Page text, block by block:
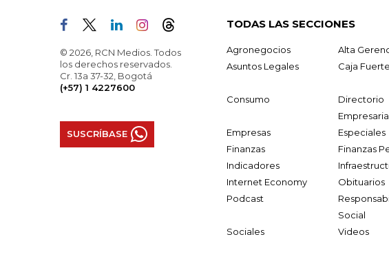
© 2026, RCN Medios. Todos
los derechos reservados.
Cr. 13a 37-32, Bogotá
(+57) 1 4227600
SUSCRÍBASE
TODAS LAS SECCIONES
Agronegocios Alta
Asuntos Legales
Caja Fuerte
Consumo
Directorio
Empresas Especiales
Finanzas
Finanzas
Indicadores
Internet Economy
Obituarios
Podcast
Social
Sociales Videos